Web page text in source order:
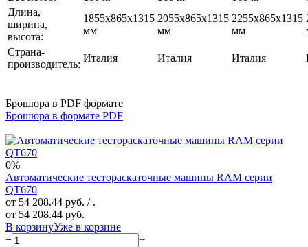
Длина,
ширина,
высота:
1855х865х1315
мм
2055х865х1315
мм
2255х865х1315
мм
Страна-
производитель:
Италия Италия Италия
Брошюра в PDF формате
Брошюра в формате PDF
0%
Автоматические тестораскаточные машины RAM серии
QT670
от 54 208.44 руб. / .
от 54 208.44 руб.
В корзинуУже в корзине
−
+